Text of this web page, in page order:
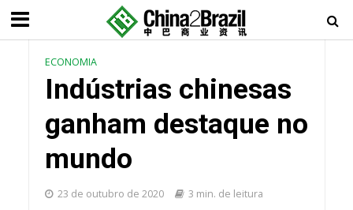
ECONOMIA
Indústrias chinesas
ganham destaque no
mundo
23 de outubro de 2020 3 min. de leitura